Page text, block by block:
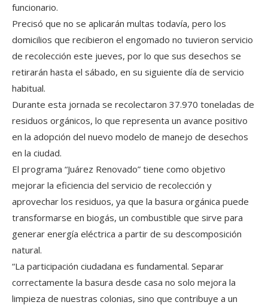
funcionario.
Precisó que no se aplicarán multas todavía, pero los
domicilios que recibieron el engomado no tuvieron servicio
de recolección este jueves, por lo que sus desechos se
retirarán hasta el sábado, en su siguiente día de servicio
habitual.
Durante esta jornada se recolectaron 37.970 toneladas de
residuos orgánicos, lo que representa un avance positivo
en la adopción del nuevo modelo de manejo de desechos
en la ciudad.
El programa “Juárez Renovado” tiene como objetivo
mejorar la eficiencia del servicio de recolección y
aprovechar los residuos, ya que la basura orgánica puede
transformarse en biogás, un combustible que sirve para
generar energía eléctrica a partir de su descomposición
natural.
“La participación ciudadana es fundamental. Separar
correctamente la basura desde casa no solo mejora la
limpieza de nuestras colonias, sino que contribuye a un